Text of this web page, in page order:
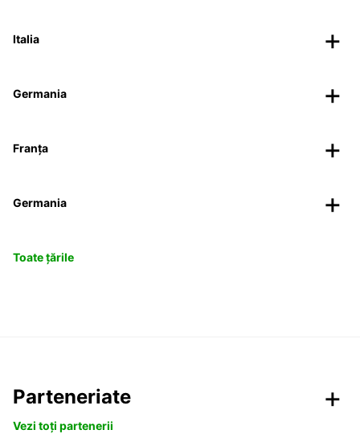
Italia
Germania
Franța
Germania
Toate țările
Parteneriate
Vezi toți partenerii